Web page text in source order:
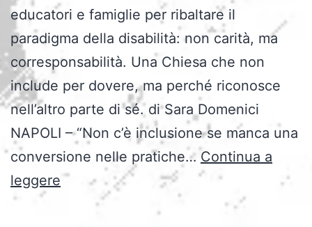
educatori e famiglie per ribaltare il
paradigma della disabilità: non carità, ma
corresponsabilità. Una Chiesa che non
include per dovere, ma perché riconosce
nell’altro parte di sé. di Sara Domenici
NAPOLI – “Non c’è inclusione se manca una
conversione nelle pratiche… Continua a
leggere “Noi,